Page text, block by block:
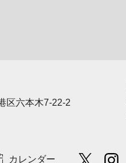
区六本木7-22-2
カレンダー